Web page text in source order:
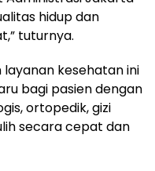
hidup dan
tuturnya.
kesehatan ini
bagi pasien dengan
ortopedik, gizi
secara cepat dan